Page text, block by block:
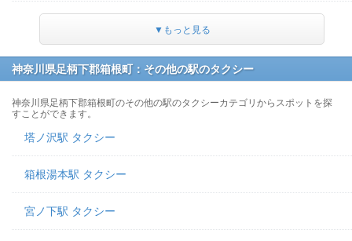
▼もっと見る
神奈川県足柄下郡箱根町：その他の駅のタクシー
神奈川県足柄下郡箱根町のその他の駅のタクシーカテゴリからスポットを探
すことができます。
塔ノ沢駅 タクシー
箱根湯本駅 タクシー
宮ノ下駅 タクシー